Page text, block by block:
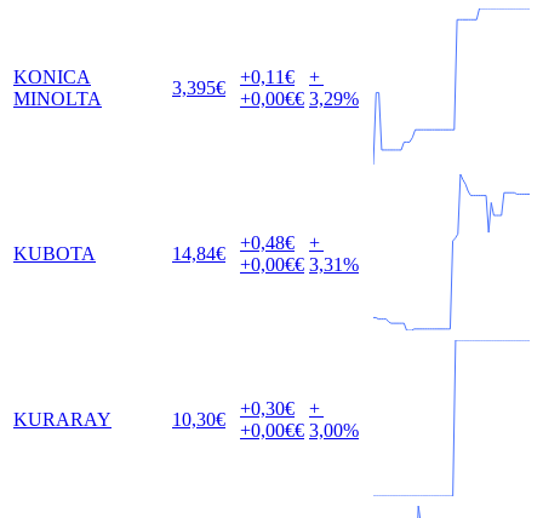
KONICA
MINOLTA
3,395€
+0,11€
+0,00€€
+
3,29%
KUBOTA 14,84€
+0,48€
+0,00€€
+
3,31%
KURARAY 10,30€
+0,30€
+0,00€€
+
3,00%